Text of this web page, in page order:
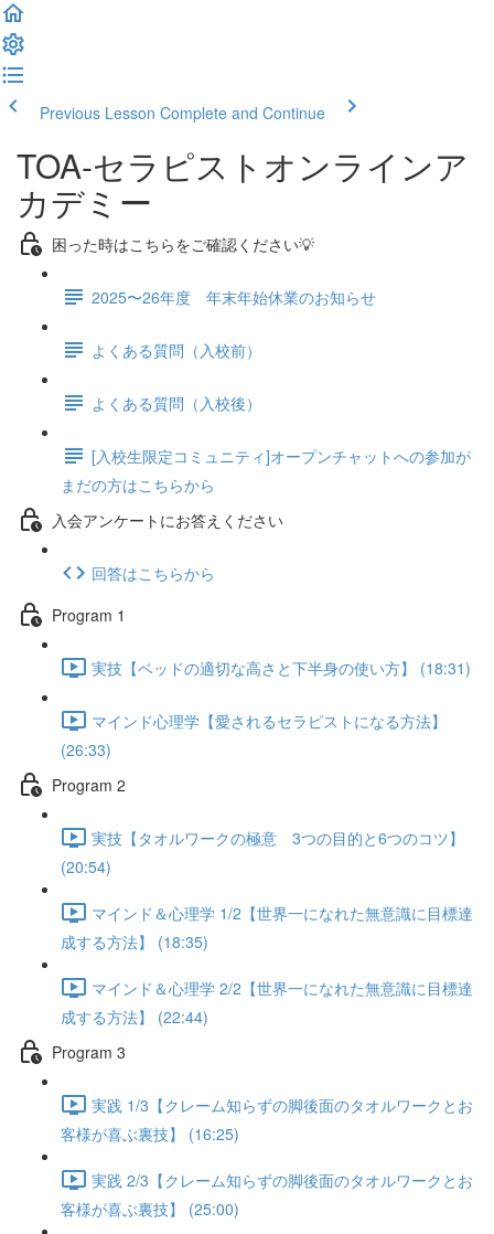
Previous Lesson Complete and Continue
TOA-セラピストオンラインア
カデミー
困った時はこちらをご確認ください💡
2025〜26年度 年末年始休業のお知らせ
よくある質問（入校前）
よくある質問（入校後）
[入校生限定コミュニティ]オープンチャットへの参加が
まだの方はこちらから
入会アンケートにお答えください
回答はこちらから
Program 1
実技【ベッドの適切な高さと下半身の使い方】 (18:31)
マインド心理学【愛されるセラピストになる方法】
(26:33)
Program 2
実技【タオルワークの極意 3つの目的と6つのコツ】
(20:54)
マインド＆心理学 1/2【世界一になれた無意識に目標達
成する方法】 (18:35)
マインド＆心理学 2/2【世界一になれた無意識に目標達
成する方法】 (22:44)
Program 3
実践 1/3【クレーム知らずの脚後面のタオルワークとお
客様が喜ぶ裏技】 (16:25)
実践 2/3【クレーム知らずの脚後面のタオルワークとお
客様が喜ぶ裏技】 (25:00)